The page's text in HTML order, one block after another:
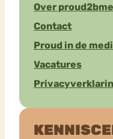
Over proud2bme
Contact
Proud in de
Vacatures